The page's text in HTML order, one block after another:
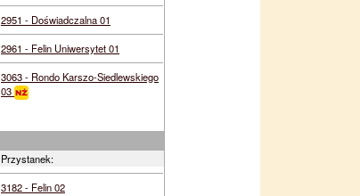
2951 - Doświadczalna 01
2961 - Felin Uniwersytet 01
3063 - Rondo Karszo-Siedlewskiego
03
Przystanek:
3182 - Felin 02